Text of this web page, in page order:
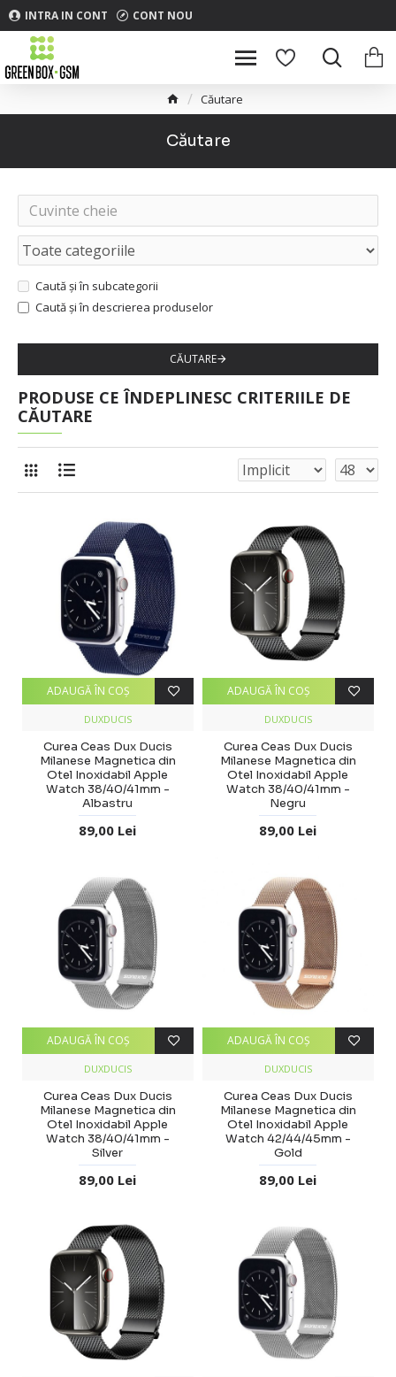
INTRA IN CONT CONT NOU
Căutare
Căutare
Caută și în subcategorii
Caută și în descrierea produselor
CĂUTARE
PRODUSE CE ÎNDEPLINESC CRITERIILE DE
CĂUTARE
DUXDUCIS
Curea Ceas Dux Ducis
Milanese Magnetica din
Otel Inoxidabil Apple
Watch 38/40/41mm -
Albastru
89,00 Lei
ADAUGĂ ÎN COŞ
DUXDUCIS
Curea Ceas Dux Ducis
Milanese Magnetica din
Otel Inoxidabil Apple
Watch 38/40/41mm -
Negru
89,00 Lei
ADAUGĂ ÎN COŞ
DUXDUCIS
Curea Ceas Dux Ducis
Milanese Magnetica din
Otel Inoxidabil Apple
Watch 38/40/41mm -
Silver
89,00 Lei
ADAUGĂ ÎN COŞ
DUXDUCIS
Curea Ceas Dux Ducis
Milanese Magnetica din
Otel Inoxidabil Apple
Watch 42/44/45mm -
Gold
89,00 Lei
ADAUGĂ ÎN COŞ